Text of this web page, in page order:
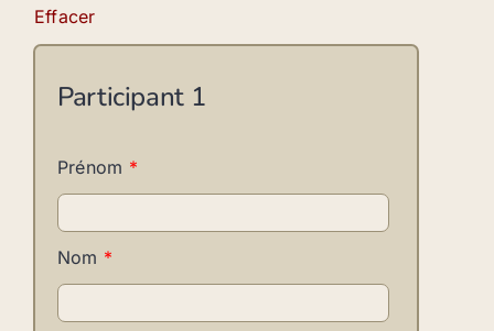
Effacer
Participant 1
Prénom *
Nom *